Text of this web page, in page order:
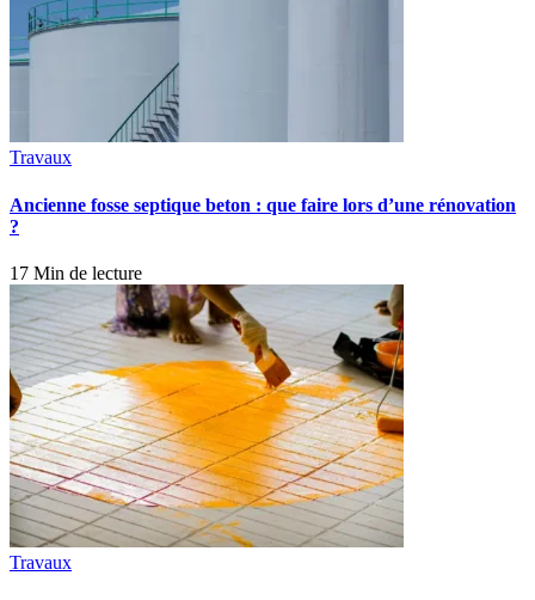
Travaux
Ancienne fosse septique beton : que faire lors d’une rénovation
?
17 Min de lecture
Travaux